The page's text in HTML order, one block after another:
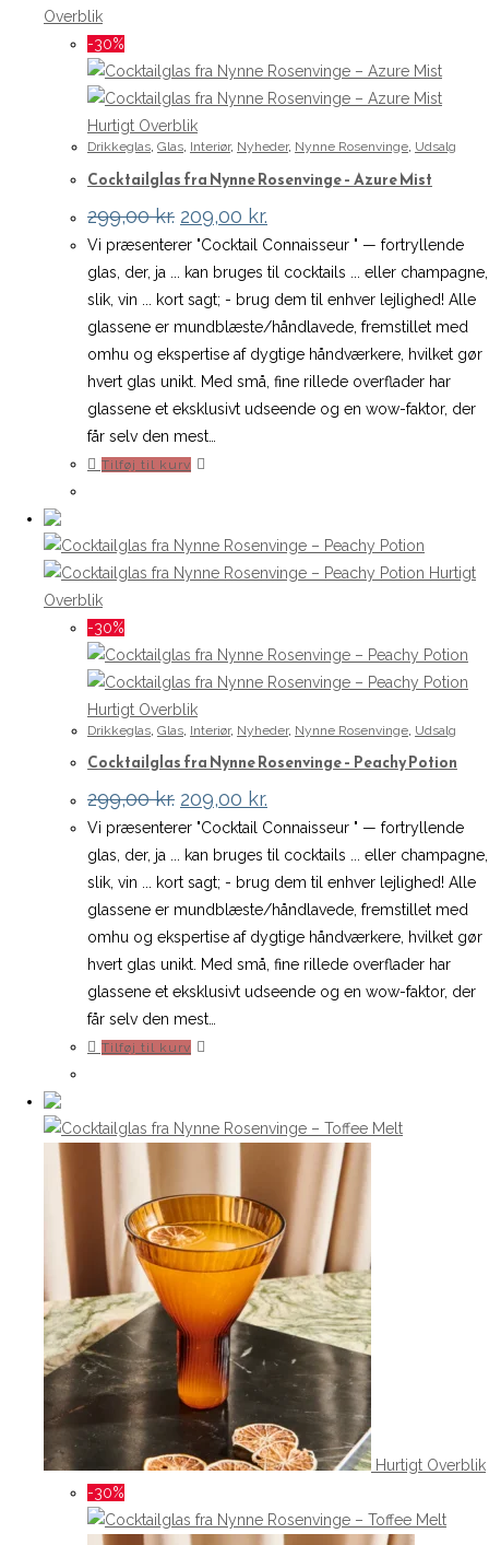
Overblik
-30%
Hurtigt Overblik
Drikkeglas, Glas, Interiør, Nyheder, Nynne Rosenvinge, Udsalg
Cocktailglas fra Nynne Rosenvinge – Azure Mist
299,00kr. Den
oprindelige
pris
var:
299,00 kr..
209,00 kr.
aktuelle
pris
er:
209,00 kr..
Vi præsenterer "Cocktail Connaisseur " — fortryllende
glas, der, ja ... kan bruges til cocktails ... eller champagne,
slik, vin ... kort sagt; - brug dem til enhver lejlighed! Alle
glassene er mundblæste/håndlavede, fremstillet med
omhu og ekspertise af dygtige håndværkere, hvilket gør
hvert glas unikt. Med små, fine rillede overflader har
glassene et eksklusivt udseende og en wow-faktor, der
får selv den mest…
Tilføj til kurv
Hurtigt
Overblik
-30%
Hurtigt Overblik
Drikkeglas Glas Interiør, Nyheder, Nynne Rosenvinge Udsalg
Cocktailglas fra Nynne Rosenvinge – Peachy Potion
299,00kr. Den
oprindelige
pris
var:
299,00 kr..
209,00 kr.
aktuelle
pris
er:
209,00 kr..
Vi præsenterer "Cocktail Connaisseur " — fortryllende
glas, der, ja ... kan bruges til cocktails ... eller champagne,
slik, vin ... kort sagt; - brug dem til enhver lejlighed! Alle
glassene er mundblæste/håndlavede, fremstillet med
omhu og ekspertise af dygtige håndværkere, hvilket gør
hvert glas unikt. Med små, fine rillede overflader har
glassene et eksklusivt udseende og en wow-faktor, der
får selv den mest…
Tilføj til kurv
Hurtigt Overblik
-30%